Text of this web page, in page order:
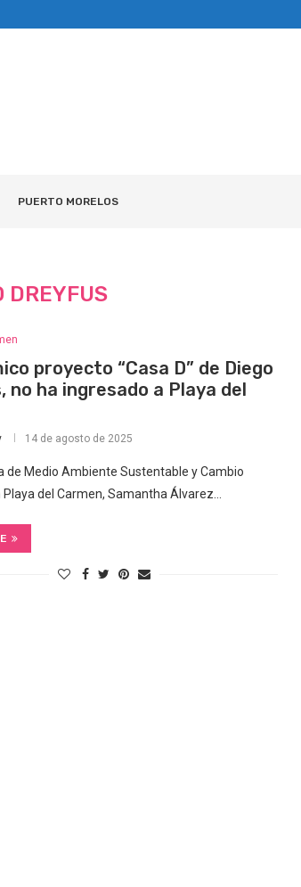
PUERTO MORELOS
DREYFUS
proyecto “Casa D” de Diego
no ha ingresado a Playa del
14 de agosto de 2025
de Medio Ambiente Sustentable y Cambio
del Carmen, Samantha Álvarez…